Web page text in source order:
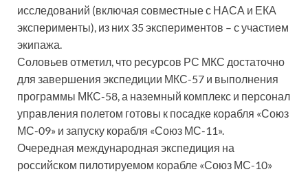
исследований (включая совместные с НАСА и ЕКА
эксперименты), из них 35 экспериментов – с участием
экипажа.
Соловьев отметил, что ресурсов РС МКС достаточно
для завершения экспедиции МКС-57 и выполнения
программы МКС-58, а наземный комплекс и персонал
управления полетом готовы к посадке корабля «Союз
МС-09» и запуску корабля «Союз МС-11».
Очередная международная экспедиция на
российском пилотируемом корабле «Союз МС-10»